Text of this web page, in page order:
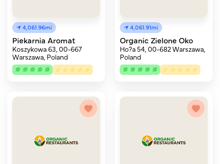
4,061.96mi
Piekarnia Aromat
Koszykowa 63, 00-667
Warszawa, Poland
4,061.91mi
Organic Zielone Oko
Ho?a 54, 00-682 Warszawa,
Poland